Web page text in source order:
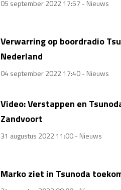
05 september 2022 17:57 -Nieuws
Verwarring op boordradio
Nederland
04 september 2022 17:40 -Nieuws
Video: Verstappen en
Zandvoort
31 augustus 2022 11:00 -Nieuws
Marko ziet in Tsunoda